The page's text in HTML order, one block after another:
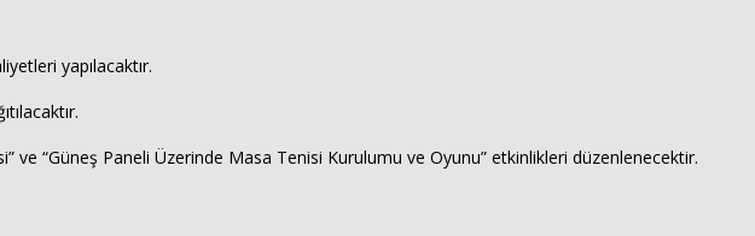
yapılacaktır.
ve “Güneş Paneli Üzerinde Masa Tenisi Kurulumu ve Oyunu” etkinlikleri düzenlenecektir.